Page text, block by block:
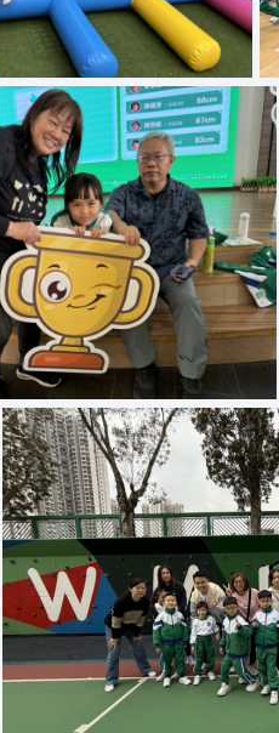
of IMG 8708
Copy of IMG 1041